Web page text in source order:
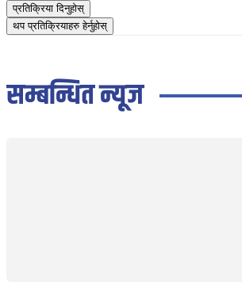
प्रतिक्रिया दिनुहोस्
थप प्रतिक्रियाहरु हेर्नुहोस्
सम्बन्धित न्यूज